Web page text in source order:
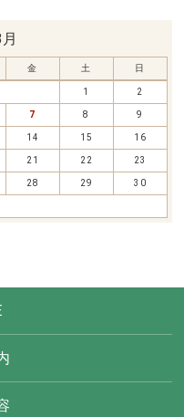
金 土 日
1 2
7 8 9
14 15 16
21 22 23
28 29 30